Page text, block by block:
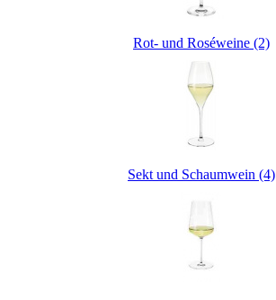
Rot- und Roséweine (2)
Sekt und Schaumwein (4)